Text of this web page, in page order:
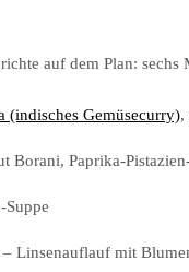
auf dem Plan:
(indisches Gemüsecurry),
Borani, Paprika-
Suppe
– Linsenauflauf mit